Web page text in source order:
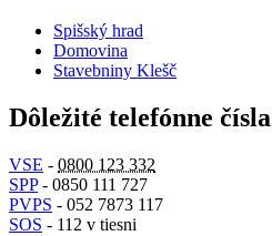
Spišský hrad
Domovina
Stavebniny Klešč
Dôležité telefónne čísla
VSE - 0800 123 332
SPP- 0850 111 727
PVPS - 052 7873 117
SOS - 112 v tiesni